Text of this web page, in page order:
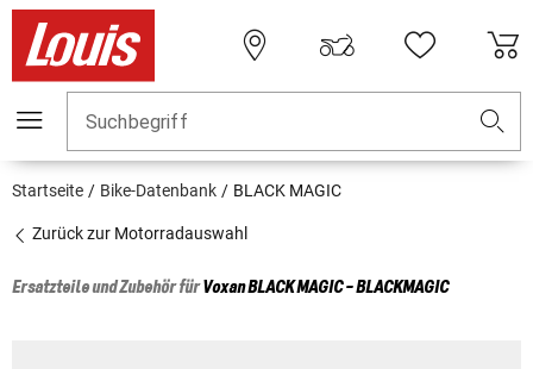
Suchbegriff
Startseite Bike-Datenbank BLACK MAGIC
Zurück zur Motorradauswahl
Ersatzteile und Zubehör fürVoxanBLACK MAGIC - BLACKMAGIC